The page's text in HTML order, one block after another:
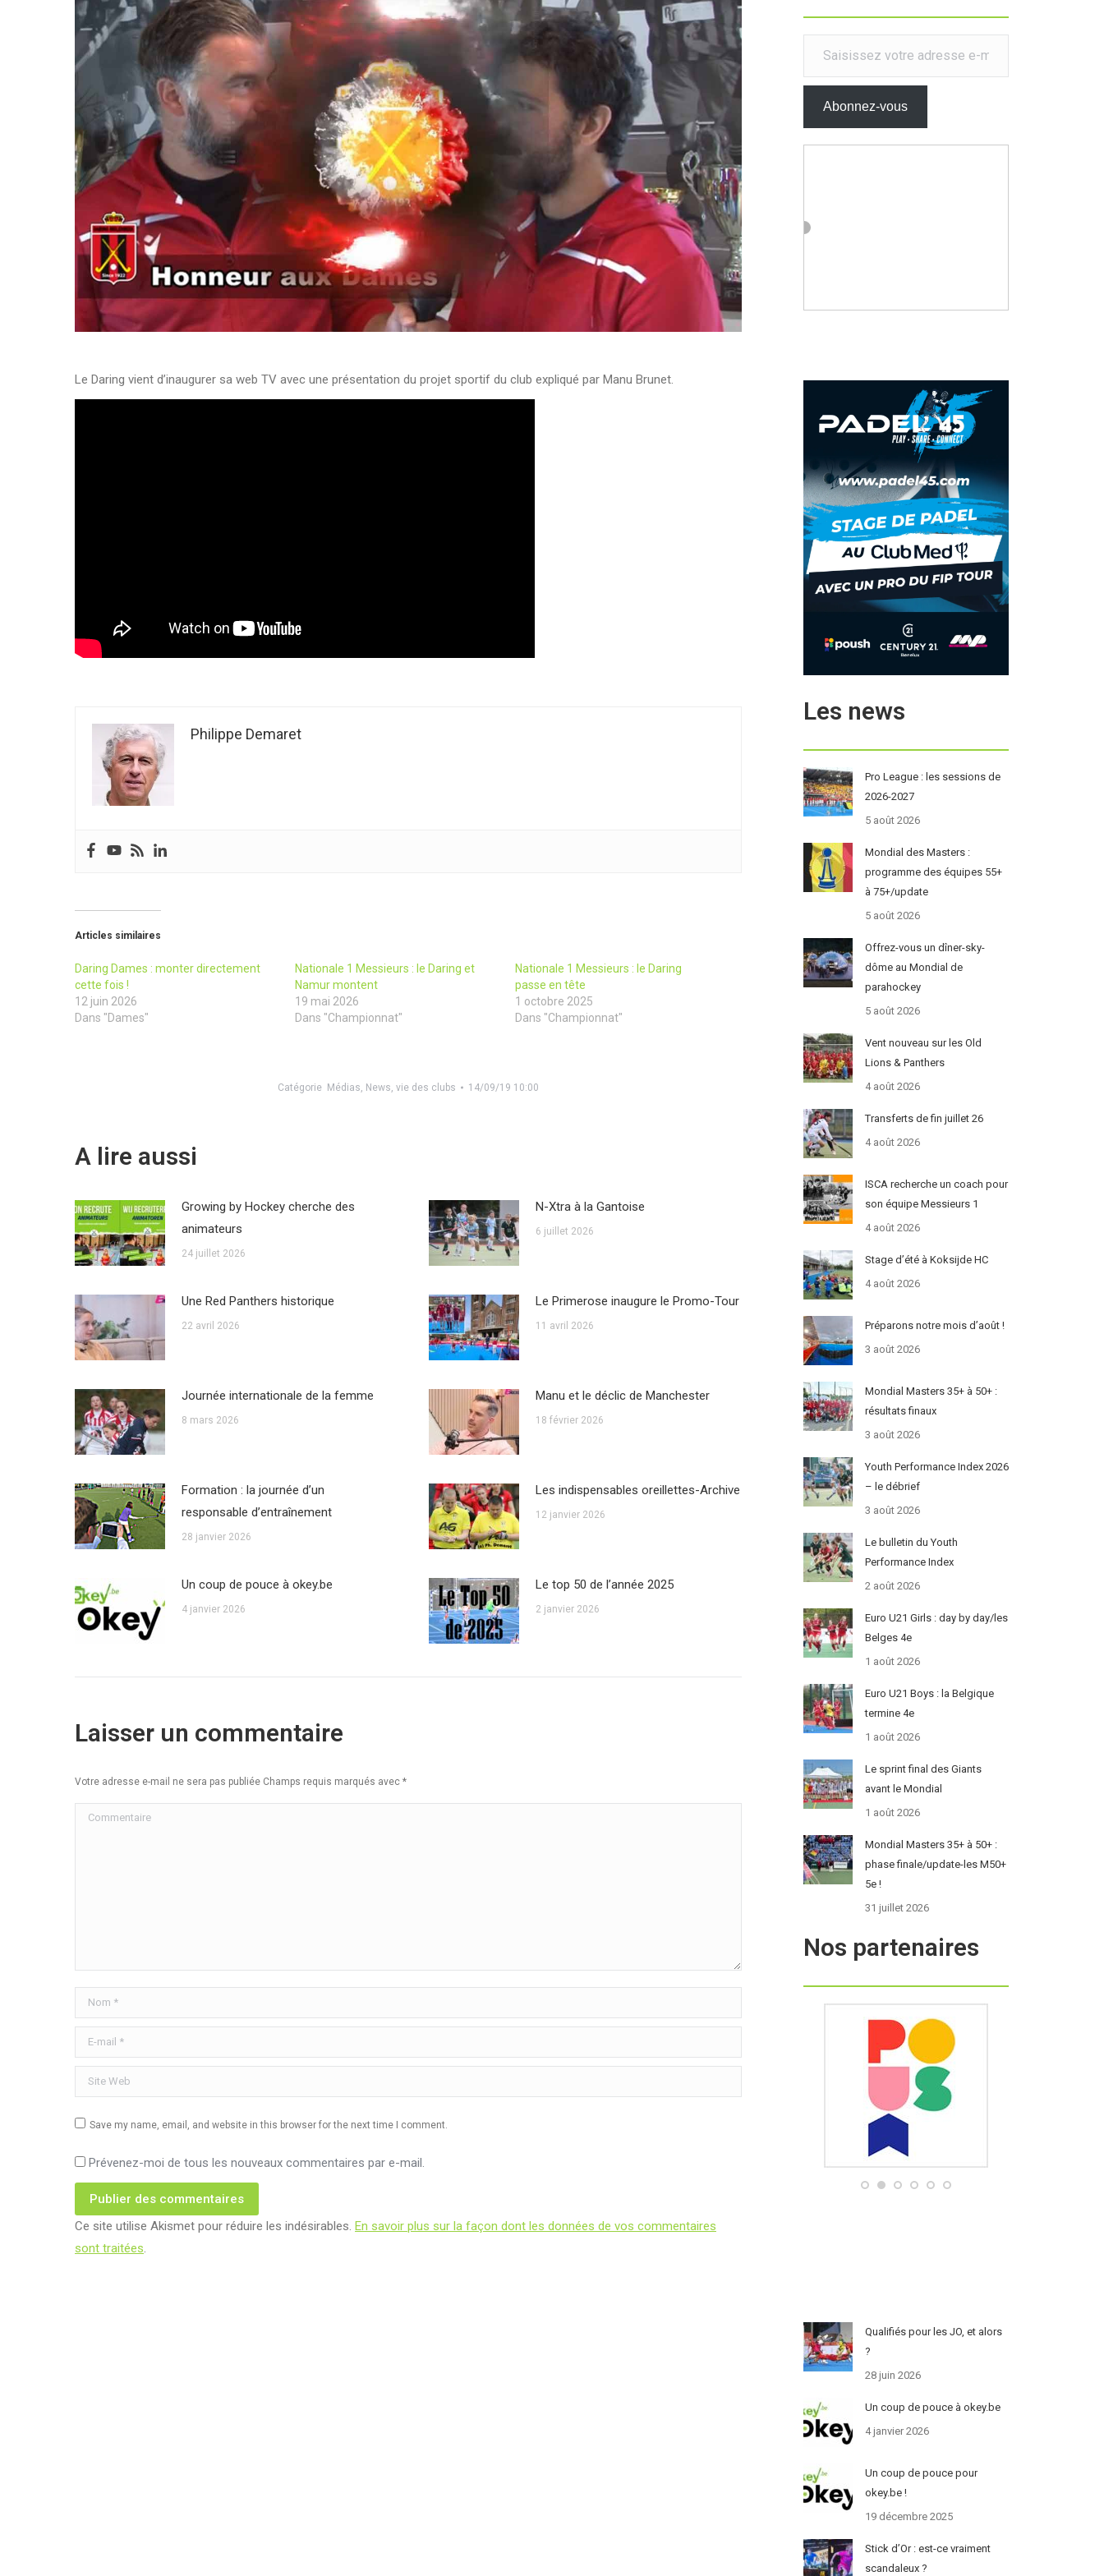
Le Daring vient d’inaugurer sa web TV avec une présentation du projet sportif du club expliqué par Manu Brunet.
Philippe Demaret
Articles similaires
Daring Dames : monter directement
cette fois !
12 juin 2026
Dans "Dames"
Nationale 1 Messieurs : le Daring et
Namur montent
19 mai 2026
Dans "Championnat"
Nationale 1 Messieurs : le Daring
passe en tête
1 octobre 2025
Dans "Championnat"
Catégorie Médias, News, vie des clubs 14/09/19 10:00
A lire aussi
Growing by Hockey cherche des
animateurs
24 juillet 2026
N-Xtra à la Gantoise
6 juillet 2026
Une Red Panthers historique
22 avril 2026
Le Primerose inaugure le Promo-Tour
11 avril 2026
Journée internationale de la femme
8 mars 2026
Manu et le déclic de Manchester
18 février 2026
Formation : la journée d’un
responsable d’entraînement
28 janvier 2026
Les indispensables oreillettes-Archive
12 janvier 2026
Un coup de pouce à okey.be
4 janvier 2026
Le top 50 de l’année 2025
2 janvier 2026
Laisser un commentaire
Votre adresse e-mail ne sera pas publiée Champs requis marqués avec *
Commentaire
Nom *
E-mail *
Site Web
Save my name, email, and website in this browser for the next time I comment.
Prévenez-moi de tous les nouveaux commentaires par e-mail.
Publier des commentaires
Ce site utilise Akismet pour réduire les indésirables. En savoir plus sur la façon dont les données de vos commentaires
sont traitées.
Saisissez votre adresse e-mail…
Abonnez-vous
Les news
Pro League : les sessions de
2026-2027
5 août 2026
Mondial des Masters :
programme des équipes 55+
à 75+/update
5 août 2026
Offrez-vous un dîner-sky-
dôme au Mondial de
parahockey
5 août 2026
Vent nouveau sur les Old
Lions & Panthers
4 août 2026
Transferts de fin juillet 26
4 août 2026
ISCA recherche un coach pour
son équipe Messieurs 1
4 août 2026
Stage d’été à Koksijde HC
4 août 2026
Préparons notre mois d’août !
3 août 2026
Mondial Masters 35+ à 50+ :
résultats finaux
3 août 2026
Youth Performance Index 2026
– le débrief
3 août 2026
Le bulletin du Youth
Performance Index
2 août 2026
Euro U21 Girls : day by day/les
Belges 4e
1 août 2026
Euro U21 Boys : la Belgique
termine 4e
1 août 2026
Le sprint final des Giants
avant le Mondial
1 août 2026
Mondial Masters 35+ à 50+ :
phase finale/update-les M50+
5e !
31 juillet 2026
Nos partenaires
Qualifiés pour les JO, et alors
?
28 juin 2026
Un coup de pouce à okey.be
4 janvier 2026
Un coup de pouce pour
okey.be !
19 décembre 2025
Stick d’Or : est-ce vraiment
scandaleux ?